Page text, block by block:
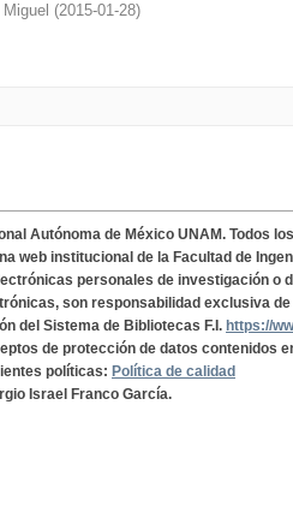
(2015-01-28)
Autónoma de México UNAM. Todos
web institucional de la Facultad de
personales de investigación o
son responsabilidad exclusiva
del Sistema de Bibliotecas F.I. https://
de protección de datos contenidos
políticas: Política de calidad
Israel Franco García.